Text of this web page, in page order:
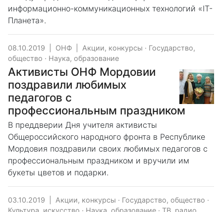
информационно-коммуникационных технологий «IT-
Планета».
08.10.2019 ОНФ Акции, конкурсы · Государство,
общество · Наука, образование
Активисты ОНФ Мордовии
поздравили любимых
педагогов с
профессиональным праздником
В преддверии Дня учителя активисты
Общероссийского народного фронта в Республике
Мордовия поздравили своих любимых педагогов с
профессиональным праздником и вручили им
букеты цветов и подарки.
03.10.2019 Акции, конкурсы · Государство, общество ·
Культура, искусство · Наука, образование · ТВ, радио,